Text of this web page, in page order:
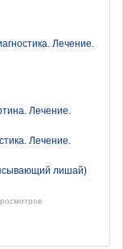
Лечение.
Лечение.
Лечение.
лишай)